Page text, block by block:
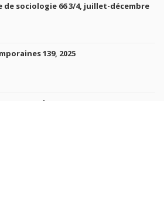
de sociologie 66 3/4, juillet-décembre
139, 2025
102, mai 2026